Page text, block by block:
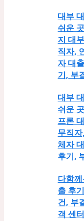
대부
쉬운
지 대
직자,
자 대
기, 부
대부
쉬운
프론
무직자
체자
후기,
다함
출 후
건, 부
객 센터